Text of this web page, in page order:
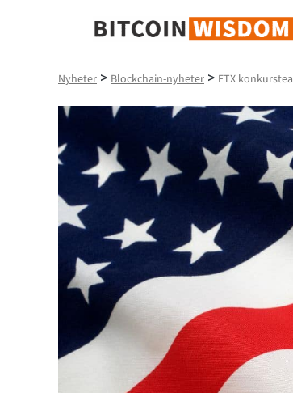
Bitcoin Wisdom
Nyheter > Blockchain-nyheter > FTX